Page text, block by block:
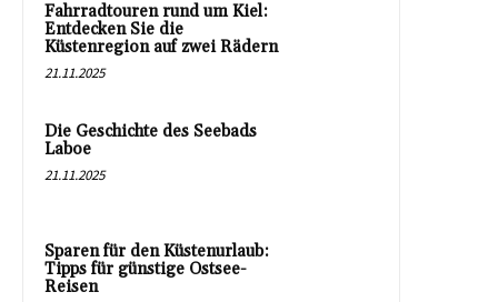
Fahrradtouren rund um Kiel:
Entdecken Sie die
Küstenregion auf zwei Rädern
21.11.2025
Die Geschichte des Seebads
Laboe
21.11.2025
Sparen für den Küstenurlaub:
Tipps für günstige Ostsee-
Reisen